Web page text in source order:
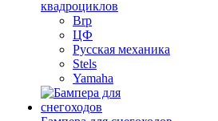
квадроциклов
Brp
ЦФ
Русская механика
Stels
Yamaha